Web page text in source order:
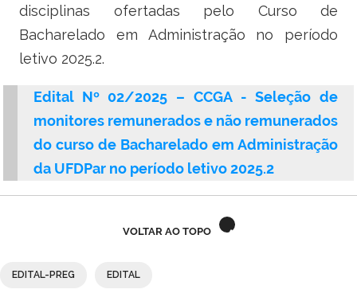
Ministério das Cidades
Ministério da Transparência e Controladoria-Geral da União
Ministério dos Direitos Humanos
Secretaria-Geral da Presidência da República
Advocacia-Geral da União
disciplinas ofertadas pelo Curso de
Bacharelado em Administração no período
letivo 2025.2.
Edital Nº 02/2025 – CCGA - Seleção de
monitores remunerados e não remunerados
do curso de Bacharelado em Administração
da UFDPar no período letivo 2025.2
VOLTAR AO TOPO
EDITAL-PREG EDITAL